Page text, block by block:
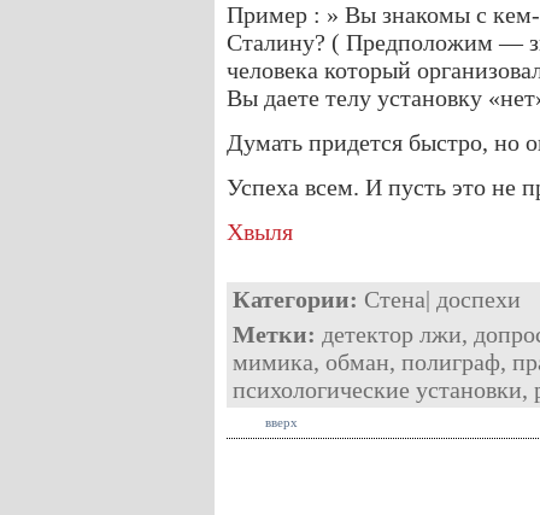
Пример : » Вы знакомы с кем-
Сталину? ( Предположим —
человека который
Вы даете телу установку
Думать придется быстро, но
Успеха всем. И пусть это не
Хвыля
Категории: Стена| доспехи
Метки: детектор лжи,
мимика, обман, полиграф,
психологические установки,
вверх